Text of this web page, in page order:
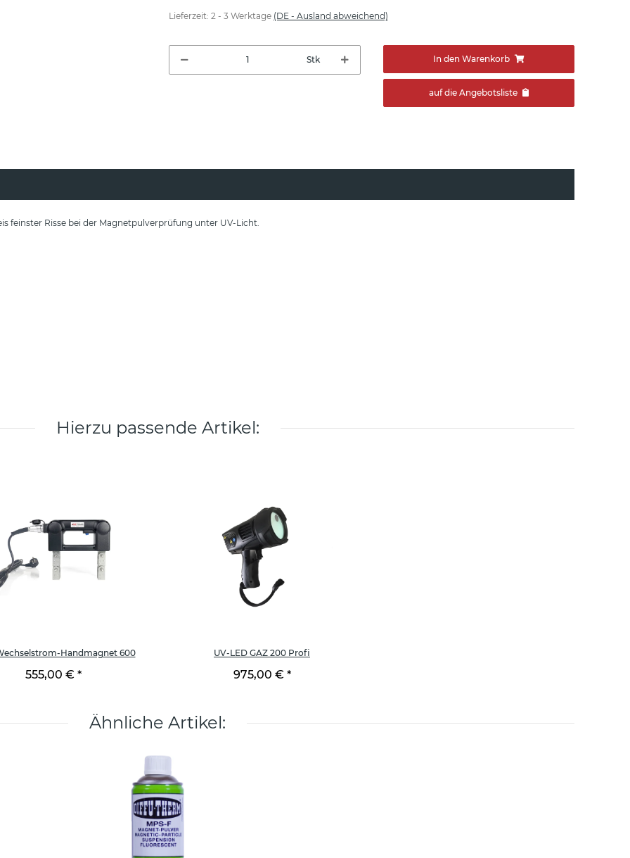
Lieferzeit: 2 - 3 Werktage (DE - Ausland abweichend)
Stk In den Warenkorb
auf die Angebotsliste
feinster Risse bei der Magnetpulverprüfung unter UV-Licht.
Hierzu passende Artikel:
Handmagnet 600
555,00 € *
UV-LED GAZ 200 Profi
975,00 € *
Ähnliche Artikel: